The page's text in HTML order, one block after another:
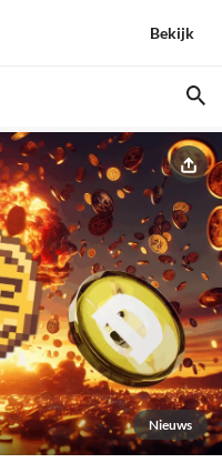
Bekijk
Nieuws